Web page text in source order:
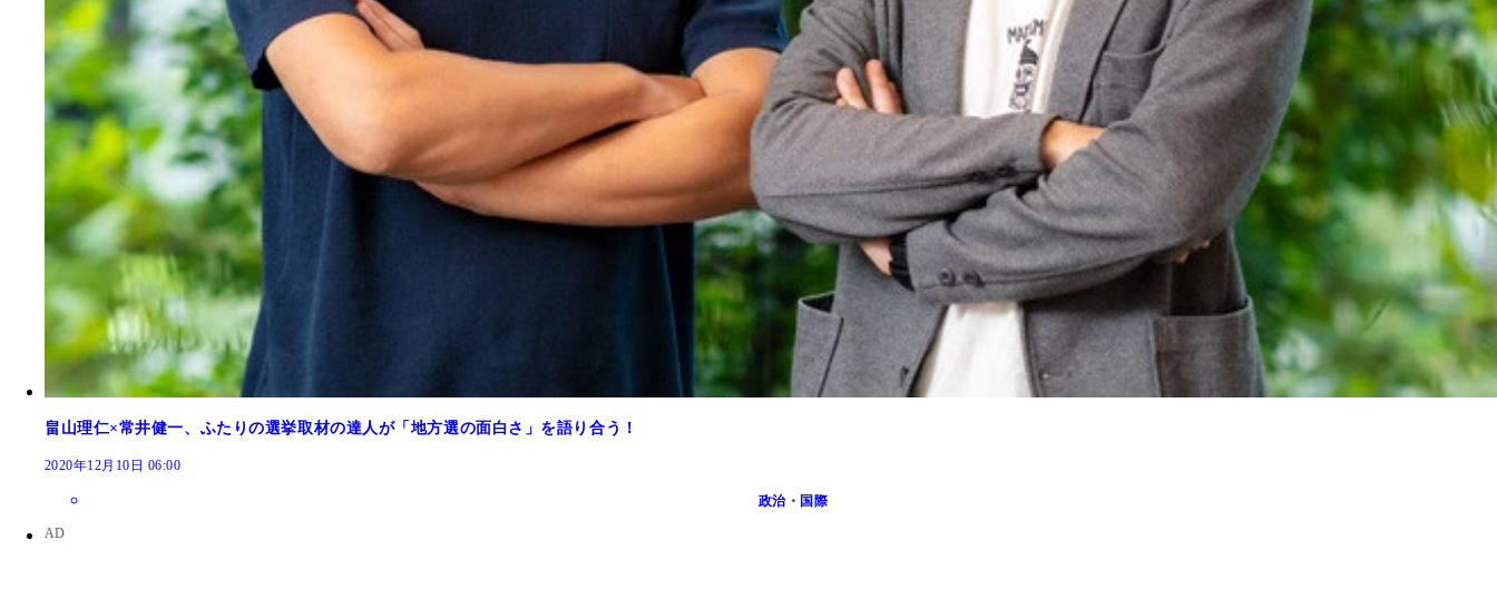
映画『NO 選挙,NO LIFE』主演・畠山理仁氏（中央）とその「弟子」プチ鹿島氏（左）、ダースレイダー氏（右）が語り尽くす「選挙漫遊」の魔力とは？
畠山理仁×常井健一、ふたりの選挙取材の達人が「地方選の面白さ」を語り合う！
2020年12月10日 06:00
政治・国際